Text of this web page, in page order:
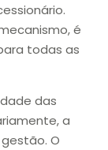
é
todas as
das
a
O